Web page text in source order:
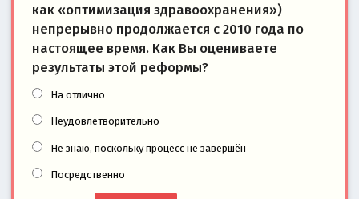
как «оптимизация здравоохранения»)
непрерывно продолжается с 2010 года по
настоящее время. Как Вы оцениваете
результаты этой реформы?
На отлично
Неудовлетворительно
Не знаю, поскольку процесс не завершён
Посредственно